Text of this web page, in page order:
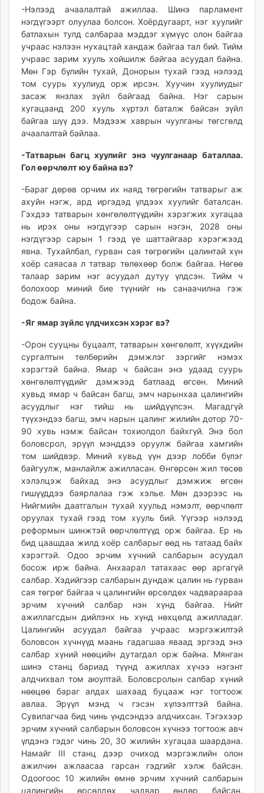
unuudur.mn
isee.mn
mglradio.com
fact.mn
itoim.mn
tumen.mn
shuum.mn
times.mn
tvmongolia.mn
unegui.mn
assa.mn
toim.mn
tac.mn
paparazzi.mn
unread.today
-Нэлээд ачаалалтай ажиллаа. Шинэ парламент
нэгдүгээрт олуулаа болсон. Хоёрдугаарт, нэг хуулийг
батлахын тулд салбараа мэддэг хүмүүс олон байгаа
учраас нэлээн нухацтай хандаж байгаа тал бий. Тийм
учраас зарим хууль хойшилж байгаа асуудал байна.
Мөн Гэр бүлийн тухай, Донорын тухай гээд нэлээд
том суурь хуулиуд орж ирсэн. Хуучин хуулиудыг
засаж янзлах зүйл байгаад байна. Нэг сарын
хугацаанд 200 хууль хүртэл баталж байсан зүйл
байгаа шүү дээ. Мэдээж хаврын чуулганы төгсгөлд
ачаалалтай байлаа.
-Татварын багц хуулийг энэ чуулганаар баталлаа.
Гол өөрчлөлт юу байна вэ?
-Бараг дөрөв орчим их наяд төгрөгийн татварыг аж
ахуйн нэгж, ард иргэдэд үлдээх хуулийг баталсан.
Гэхдээ татварын хөнгөлөлтүүдийн хэрэгжих хугацаа
нь ирэх оны нэгдүгээр сарын нэгэн, 2028 оны
нэгдүгээр сарын 1 гээд үе шаттайгаар хэрэгжээд
явна. Тухайлбал, гурван сая төгрөгийн цалинтай хүн
хоёр саяасаа л татвар төлөхөөр болж байгаа. Нөгөө
талаар зарим нэг асуудал дутуу үлдсэн. Тийм ч
болохоор миний бие түүнийг нь санаачилна гэж
бодож байна.
-Яг ямар зүйлс үлдчихсэн хэрэг вэ?
-Орон сууцны буцаалт, татварын хөнгөлөлт, хүүхдийн
сургалтын төлбөрийн дэмжлэг зэргийг нэмэх
хэрэгтэй байна. Ямар ч байсан энэ удаад суурь
хөнгөлөлтүүдийг дэмжээд батлаад өгсөн. Миний
хувьд ямар ч байсан багш, эмч нарынхаа цалингийн
асуудлыг нэг тийш нь шийдүүлсэн. Магадгүй
түүхэндээ багш, эмч нарын цалинг жилийн дотор 70-
90 хувь нэмж байсан тохиолдол байхгүй. Энэ бол
боловсрол, эрүүл мэнддээ оруулж байгаа хамгийн
том шийдвэр. Миний хувьд үүн дээр лобби бүлэг
байгуулж, манлайлж ажилласан. Өнгөрсөн жил төсөв
хэлэлцэж байхад энэ асуудлыг дэмжиж өгсөн
гишүүддээ баярлалаа гэж хэлье. Мөн дээрээс нь
Нийгмийн даатгалын тухай хуульд нэмэлт, өөрчлөлт
оруулах тухай гээд том хууль бий. Үүгээр нэлээд
реформын шинжтэй өөрчлөлтүүд орж байгаа. Ер нь
бид цаашдаа жилд хоёр салбарыг өөд нь татаад байх
хэрэгтэй. Одоо эрчим хүчний салбарын асуудал
босож ирж байна. Анхаарал татахаас өөр аргагүй
салбар. Хэдийгээр салбарын дундаж цалин нь гурван
сая төгрөг байгаа ч цалингийн өрсөлдөх чадвараараа
эрчим хүчний салбар нэн хүнд байгаа. Нийт
ажиллагсдын дийлэнх нь хүнд нөхцөлд ажилладаг.
Цалингийн асуудал байгаа учраас мэргэжилтэй
боловсон хүчнүүд маань гадагшаа яваад эргээд энэ
салбар хүний нөөцийн дутагдал орж байна. Мянган
шинэ станц бариад түүнд ажиллах хүчээ нэгэнт
алдчихвал том аюултай. Боловсролын салбар хүний
нөөцөө бараг алдах шахаад буцааж нэг тогтоож
авлаа. Эрүүл мэнд ч гэсэн хүлээлттэй байна.
Сувилагчаа бид чинь үндсэндээ алдчихсан. Тэгэхээр
эрчим хүчний салбарын боловсон хүчнээ тогтоож авч
үлдэнэ гэдэг чинь 20, 30 жилийн хугацаа шаардана.
Намайг III станц дээр очиход мэргэжлийн олон
ажилчин ажлаасаа гарсан гэдгийг хэлж байсан.
Одоогоос 10 жилийн өмнө эрчим хүчний салбарын
цалингийн өрсөлдөх чадвар өндөр байсан.